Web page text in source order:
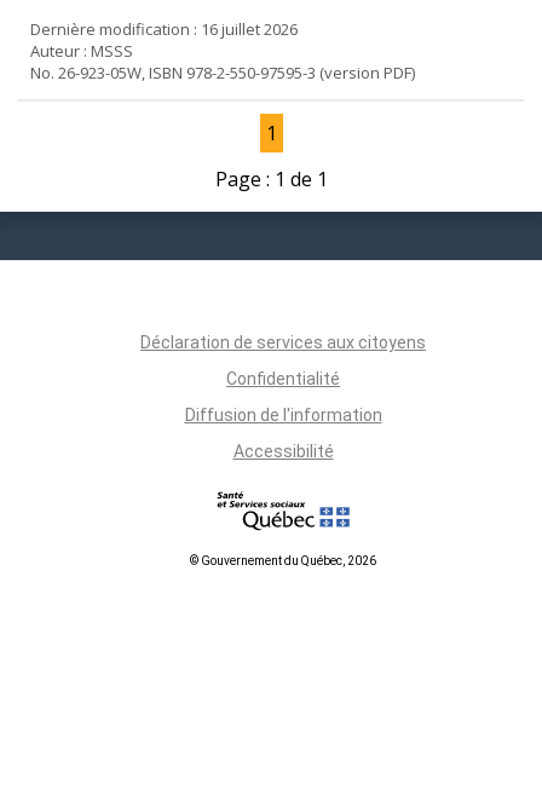
Dernière modification : 16 juillet 2026
Auteur : MSSS
No. 26-923-05W, ISBN 978-2-550-97595-3 (version PDF)
1
Page : 1 de 1
Déclaration de services aux citoyens
Confidentialité
Diffusion de l'information
Accessibilité
© Gouvernement du Québec, 2026